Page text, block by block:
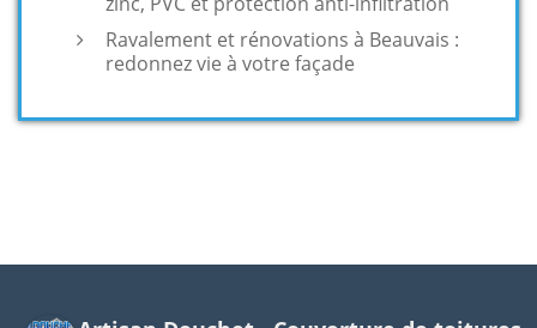
Ravalement et rénovations à Beauvais :
redonnez vie à votre façade